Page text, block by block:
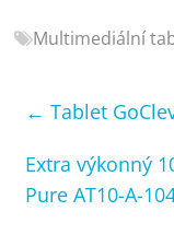
bazény
Multimediální
← Tablet
Extra výkonný
Pure AT10-A-